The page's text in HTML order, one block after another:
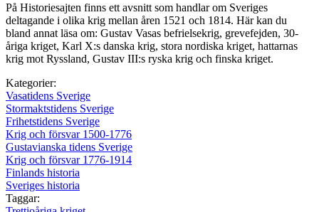
På Historiesajten finns ett avsnitt som handlar om Sveriges
deltagande i olika krig mellan åren 1521 och 1814. Här kan du
bland annat läsa om: Gustav Vasas befrielsekrig, grevefejden, 30-
åriga kriget, Karl X:s danska krig, stora nordiska kriget, hattarnas
krig mot Ryssland, Gustav III:s ryska krig och finska kriget.
Kategorier:
Vasatidens Sverige
Stormaktstidens Sverige
Frihetstidens Sverige
Krig och försvar 1500-1776
Gustavianska tidens Sverige
Krig och försvar 1776-1914
Finlands historia
Sveriges historia
Taggar: